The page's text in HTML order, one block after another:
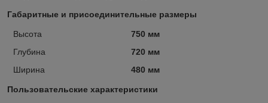
Габаритные и присоединительные размеры
Высота
750 мм
Глубина
720 мм
Ширина
480 мм
Пользовательские характеристики